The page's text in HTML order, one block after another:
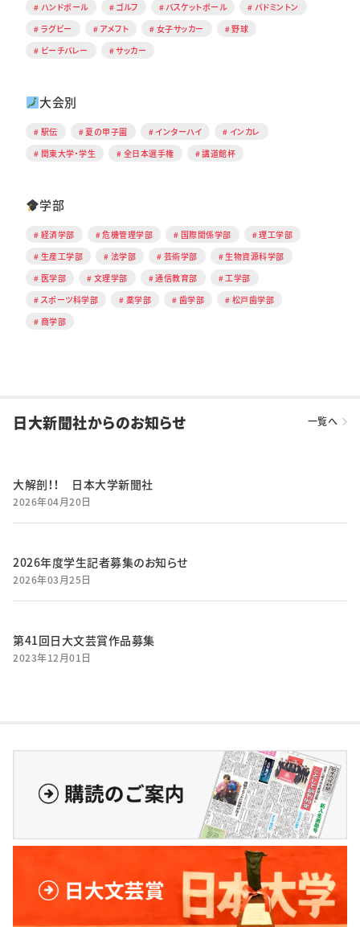
ハンドボール
ゴルフ バスケットボール
バドミントン
ラグビー
アメフト 女子サッカー
野球
ビーチバレー
サッカー
大会別
駅伝 夏の甲子園 インターハイ
インカレ
関東大学・学生
全日本選手権 講道館杯
学部
経済学部 危機管理学部 国際関係学部
理工学部
生産工学部
法学部 芸術学部
生物資源科学部
医学部
文理学部 通信教育部
工学部
スポーツ科学部
薬学部 歯学部
松戸歯学部
商学部
日大新聞社からのお知らせ 一覧へ
大解剖！！ 日本大学新聞社
2026年04月20日
2026年度学生記者募集のお知らせ
2026年03月25日
第41回日大文芸賞作品募集
2023年12月01日